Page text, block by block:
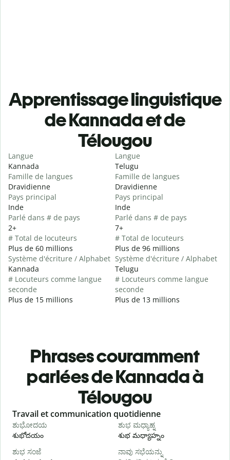
Apprentissage linguistique
de Kannada et de
Télougou
Langue
Kannada
Famille de langues
Dravidienne
Pays principal
Inde
Parlé dans # de pays
2+
# Total de locuteurs
Plus de 60 millions
Système d'écriture / Alphabet
Kannada
# Locuteurs comme langue
seconde
Plus de 15 millions
Langue
Telugu
Famille de langues
Dravidienne
Pays principal
Inde
Parlé dans # de pays
7+
# Total de locuteurs
Plus de 96 millions
Système d'écriture / Alphabet
Telugu
# Locuteurs comme langue
seconde
Plus de 13 millions
Phrases couramment
parlées de Kannada à
Télougou
Slide 1 of 6
Travail et communication quotidienne
ಶುಭೋದಯ
శుభోదయం
ಶುಭ ಮಧ್ಯಾಹ್ನ
శుభ మధ్యాహ్నం
ಶುಭ ಸಂಜೆ
ನಾವು ಸಭೆಯನ್ನು